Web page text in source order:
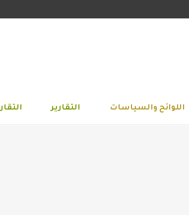
اللوائح والسياسات التقارير
اللوائح والسياسات التقارير